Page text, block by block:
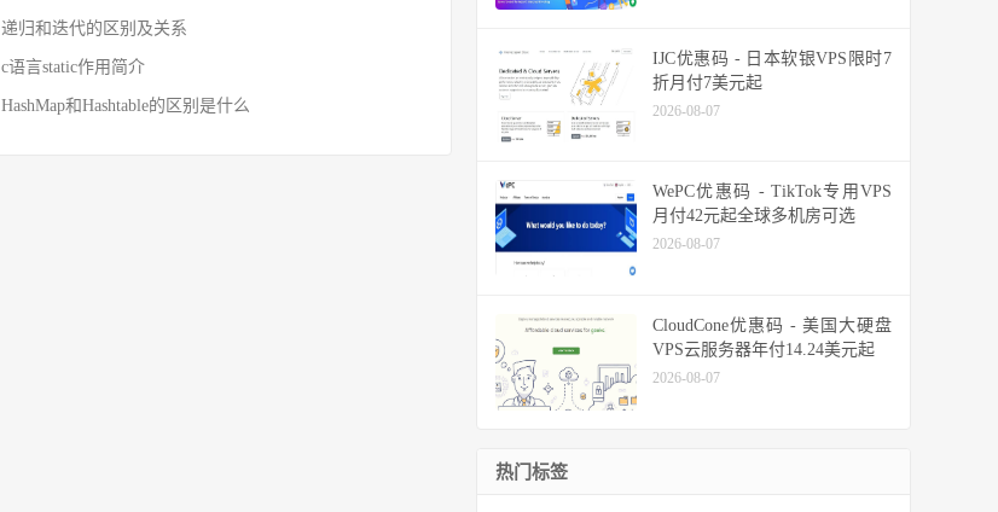
递归和迭代的区别及关系
c语言static作用简介
HashMap和Hashtable的区别是什么
IJC优惠码 - 日本软银VPS限时7
折月付7美元起
2026-08-07
WePC优惠码 - TikTok专用VPS
月付42元起全球多机房可选
2026-08-07
CloudCone优惠码 - 美国大硬盘
VPS云服务器年付14.24美元起
2026-08-07
热门标签